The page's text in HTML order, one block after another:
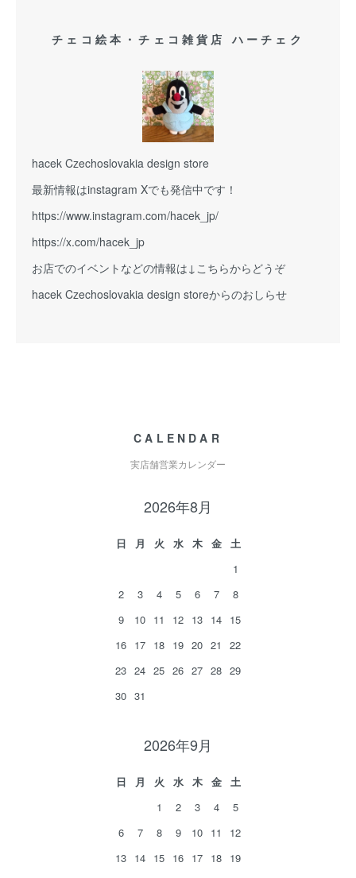
チェコ絵本・チェコ雑貨店 ハーチェク
hacek Czechoslovakia design store
最新情報はinstagram Xでも発信中です！
https://www.instagram.com/hacek_jp/
https://x.com/hacek_jp
お店でのイベントなどの情報は↓こちらからどうぞ
hacek Czechoslovakia design storeからのおしらせ
CALENDAR
実店舗営業カレンダー
2026年8月
日 月 火 水 木 金
土
1
2
3 4 5 6 7
8
9
10 11 12 13 14 15
16 17 18 19 20 21
22
23 24 25 26 27 28 29
30 31
2026年9月
日 月 火 水 木 金
土
1
2 3 4
5
6
7 8 9 10 11
12
13 14 15 16 17 18 19